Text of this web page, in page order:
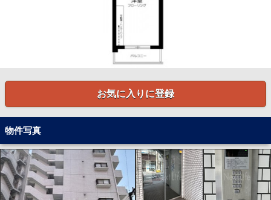
お気に入りに登録
物件写真